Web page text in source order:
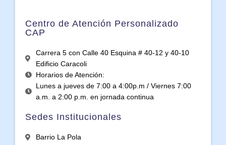
Centro de Atención Personalizado
CAP
Carrera 5 con Calle 40 Esquina # 40-12 y 40-10
Edificio Caracoli
Horarios de Atención:
Lunes a jueves de 7:00 a 4:00p.m / Viernes 7:00
a.m. a 2:00 p.m. en jornada continua
Sedes Institucionales
Barrio La Pola